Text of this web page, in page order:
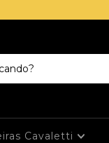
Cavaletti